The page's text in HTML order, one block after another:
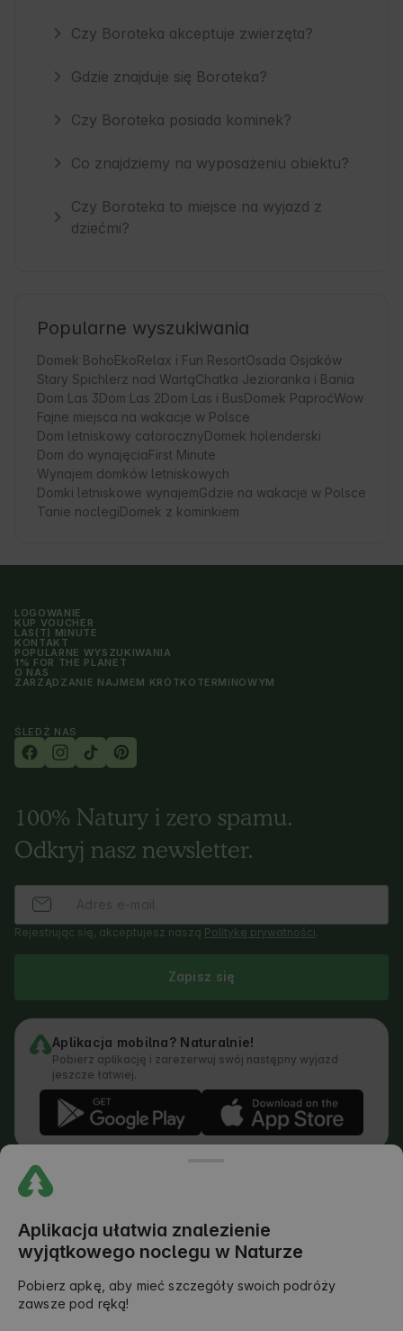
Czy Boroteka akceptuje zwierzęta?
Gdzie znajduje się Boroteka?
Czy Boroteka posiada kominek?
Co znajdziemy na wyposażeniu obiektu?
Czy Boroteka to miejsce na wyjazd z
dziećmi?
Popularne wyszukiwania
Domek BohoEkoRelax i Fun ResortOsada Osjaków
Stary Spichlerz nad WartąChatka Jezioranka i Bania
Dom Las 3Dom Las 2Dom Las i BusDomek PaproćWow
Fajne miejsca na wakacje w Polsce
Dom letniskowy całorocznyDomek holenderski
Dom do wynajęciaFirst Minute
Wynajem domków letniskowych
Domki letniskowe wynajemGdzie na wakacje w Polsce
Tanie noclegiDomek z kominkiem
LOGOWANIE
KUP VOUCHER
LAS(T) MINUTE
KONTAKT
POPULARNE WYSZUKIWANIA
1% FOR THE PLANET
O NAS
ZARZĄDZANIE NAJMEM KRÓTKOTERMINOWYM
ŚLEDŹ NAS
100% Natury i zero spamu.
Odkryj nasz newsletter.
Rejestrując się, akceptujesz naszą Politykę prywatności
Zapisz się
Aplikacja mobilna? Naturalnie!
Pobierz aplikację i zarezerwuj swój następny wyjazd
jeszcze łatwiej.
© 2026 AlohaCamp. All rights reserved.
Polityka Dodawania Opinii
Prawny Podział Obowiązków
Aplikacja ułatwia znalezienie
wyjątkowego noclegu w Naturze
Pobierz apkę, aby mieć szczegóły swoich podróży
zawsze pod ręką!